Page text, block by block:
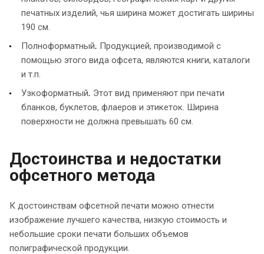
печатных изделий, чья ширина может достигать ширины
190 см.
Полноформатный. Продукцией, производимой с
помощью этого вида офсета, являются книги, каталоги
и т.п.
Узкоформатный. Этот вид применяют при печати
бланков, буклетов, флаеров и этикеток. Ширина
поверхности не должна превышать 60 см.
Достоинства и недостатки
офсетного метода
К достоинствам офсетной печати можно отнести
изображение лучшего качества, низкую стоимость и
небольшие сроки печати больших объемов
полиграфической продукции.